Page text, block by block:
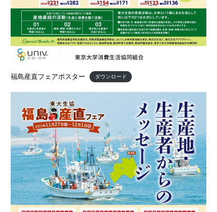
福島産直フェアポスター ダウンロード